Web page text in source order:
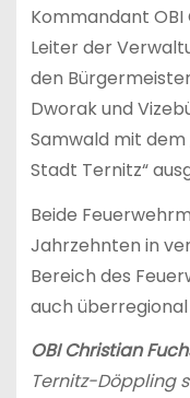
Kommandant OBI
Leiter der
den
Dworak und
Samwald mit dem
Stadt Ternitz“
Beide
Jahrzehnten in
Bereich des
auch
OBI Christian
Ternitz-Döppling